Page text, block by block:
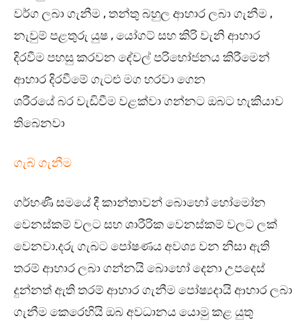
වර්ග ලබා ගැනීම , තන්තු බහුල ආහාර ලබා ගැනීම ,
නැවුම් පළතුරු යුෂ , යෝගට් සහ කිරි වැනි ආහාර
දිරවීම පහසු කරවන දේවල් පරිභෝජනය කිරීමෙන්
ආහාර දිරවීමේ ගැටළු මග හරවා ගෙන
ශරීරයේ බර වැඩිවීම වළක්වා ගන්නට ඔබට හැකියාව
තිබෙනවා
ගැබ් ගැනීම
ගර්භණී සමයේ දී කාන්තාවන් බොහෝ හෝමෝන
වෙනස්කම් වලට සහ ශාරීරික වෙනස්කම් වලට ලක්
වෙනවා.දරු ගැබට පෝෂණය අවශ්‍ය වන නිසා ඇති
තරම් ආහාර ලබා ගන්නයි බොහෝ දෙනා උපදෙස්
දුන්නත් ඇති තරම් ආහාර ගැනීම පෝෂ්‍යදායි ආහාර ලබා
ගැනීම කෙරෙහියි ඔබ අවධානය යොමු කළ යුතු